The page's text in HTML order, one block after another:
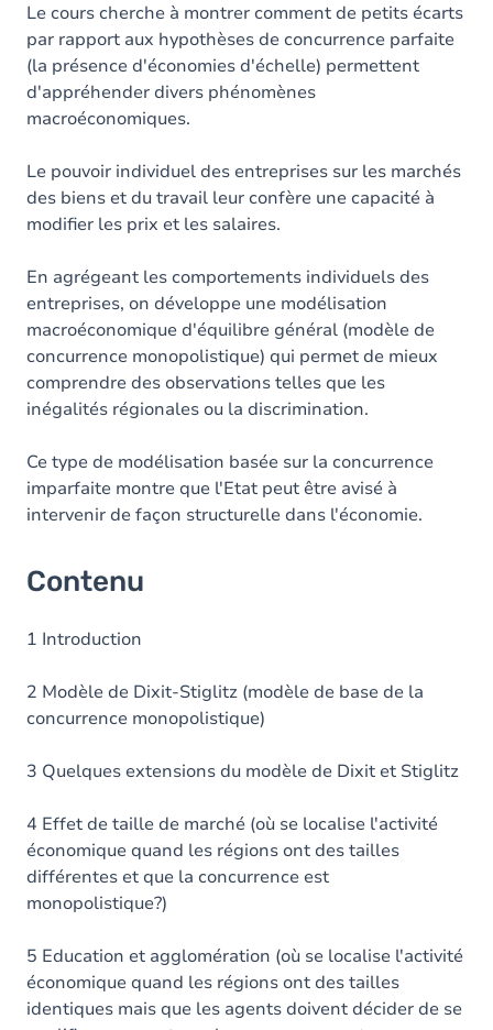
Le cours cherche à montrer comment de petits écarts
par rapport aux hypothèses de concurrence parfaite
(la présence d'économies d'échelle) permettent
d'appréhender divers phénomènes
macroéconomiques.
Le pouvoir individuel des entreprises sur les marchés
des biens et du travail leur confère une capacité à
modifier les prix et les salaires.
En agrégeant les comportements individuels des
entreprises, on développe une modélisation
macroéconomique d'équilibre général (modèle de
concurrence monopolistique) qui permet de mieux
comprendre des observations telles que les
inégalités régionales ou la discrimination.
Ce type de modélisation basée sur la concurrence
imparfaite montre que l'Etat peut être avisé à
intervenir de façon structurelle dans l'économie.
Contenu
1 Introduction
2 Modèle de Dixit-Stiglitz (modèle de base de la
concurrence monopolistique)
3 Quelques extensions du modèle de Dixit et Stiglitz
4 Effet de taille de marché (où se localise l'activité
économique quand les régions ont des tailles
différentes et que la concurrence est
monopolistique?)
5 Education et agglomération (où se localise l'activité
économique quand les régions ont des tailles
identiques mais que les agents doivent décider de se